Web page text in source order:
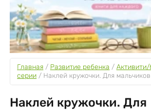
Главная / Развитие ребенка /
серии / Наклей кружочки. Для мальчиков
Наклей кружочки. Для